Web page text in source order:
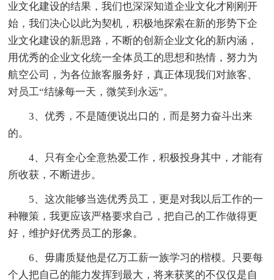
业文化建设的结果，我们也深深知道企业文化才刚刚开
始，我们决心以此为契机，积极地探索在新的形势下企
业文化建设的新思路，不断的创新企业文化的新内涵，
用优秀的企业文化统一全体员工的思想和热情，努力为
航空公司，为各位旅客服务好，真正体现我们对旅客、
对员工“结缘每一天，微笑到永远”。
3、优秀，不是随便说出口的，而是努力奋斗出来
的。
4、只有全心全意热爱工作，积极投身其中，才能有
所收获，不断进步。
5、这次能够当选优秀员工，更是对我以后工作的一
种鞭策，我更应该严格要求自己，把自己的工作做得更
好，维护好优秀员工的形象。
6、毋庸质疑他是亿万工薪一族学习的楷模。只要每
个人把自己的能力发挥到最大，将来获奖的不仅仅是自